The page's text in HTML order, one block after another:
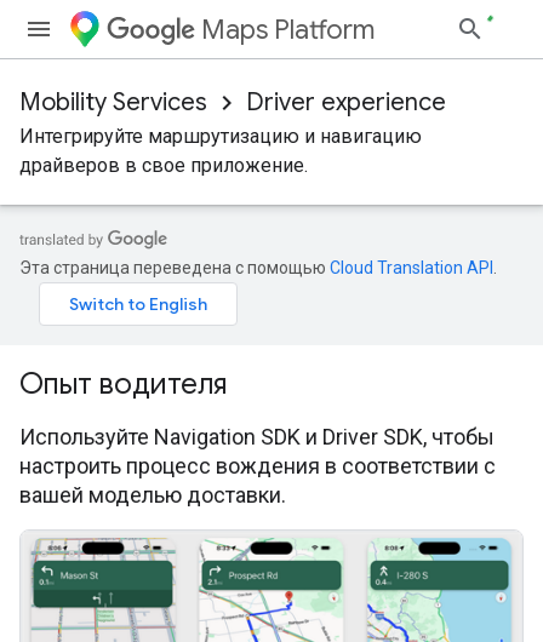
Maps Platform
Mobility Services Driver experience
Интегрируйте маршрутизацию и навигацию
драйверов в свое приложение.
Эта страница переведена с помощью Cloud Translation API
Опыт водителя
Используйте Navigation SDK и Driver SDK, чтобы
настроить процесс вождения в соответствии с
вашей моделью доставки.